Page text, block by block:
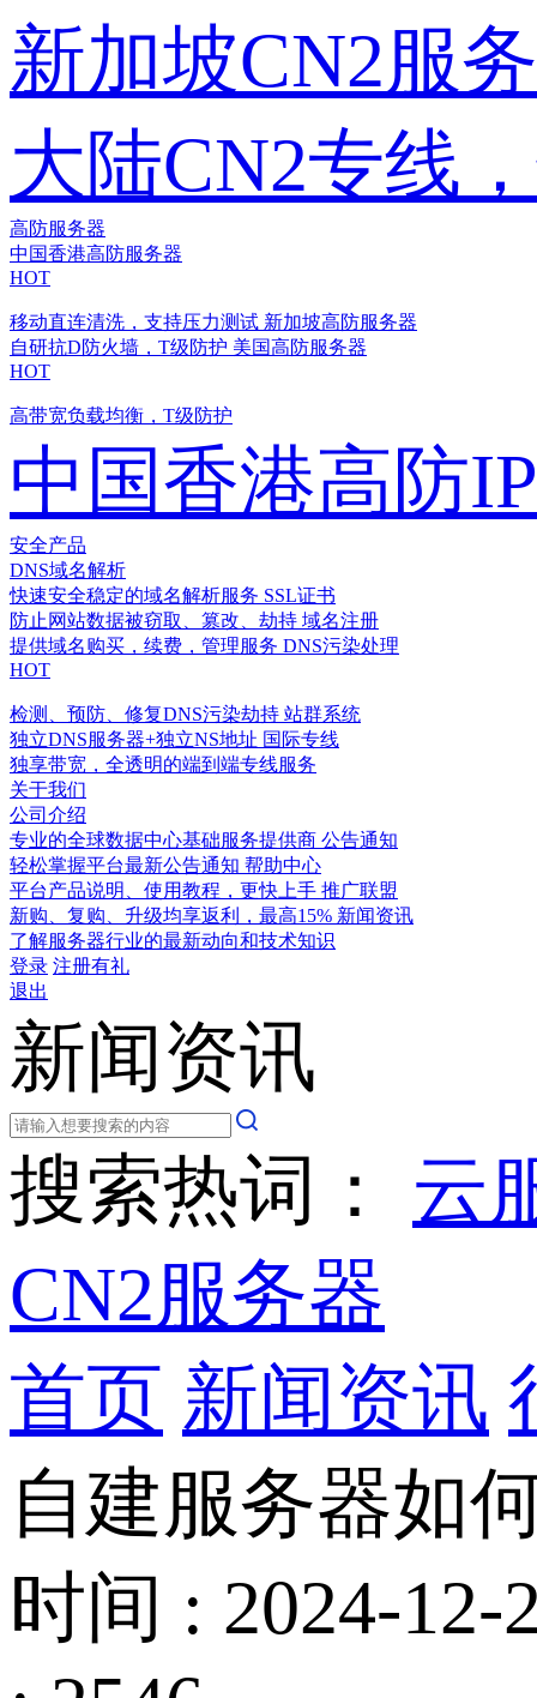
新加坡CN2服
大陆CN2专线
高防服务器
中国香港高防服务器
HOT
移动直连清洗，支持压力测试 新加坡高防服务器
自研抗D防火墙，T级防护 美国高防服务器
HOT
高带宽负载均衡，T级防护
中国香港高防IP
安全产品
DNS域名解析
快速安全稳定的域名解析服务 SSL证书
防止网站数据被窃取、篡改、劫持 域名注册
提供域名购买，续费，管理服务 DNS污染处理
HOT
检测、预防、修复DNS污染劫持 站群系统
独立DNS服务器+独立NS地址 国际专线
独享带宽，全透明的端到端专线服务
关于我们
公司介绍
专业的全球数据中心基础服务提供商 公告通知
轻松掌握平台最新公告通知 帮助中心
平台产品说明、使用教程，更快上手 推广联盟
新购、复购、升级均享返利，最高15% 新闻资讯
了解服务器行业的最新动向和技术知识
登录 注册有礼
退出
新闻资讯
搜索热词： 云
CN2服务器
首页 新闻资讯
自建服务器如
时间 : 2024-12-